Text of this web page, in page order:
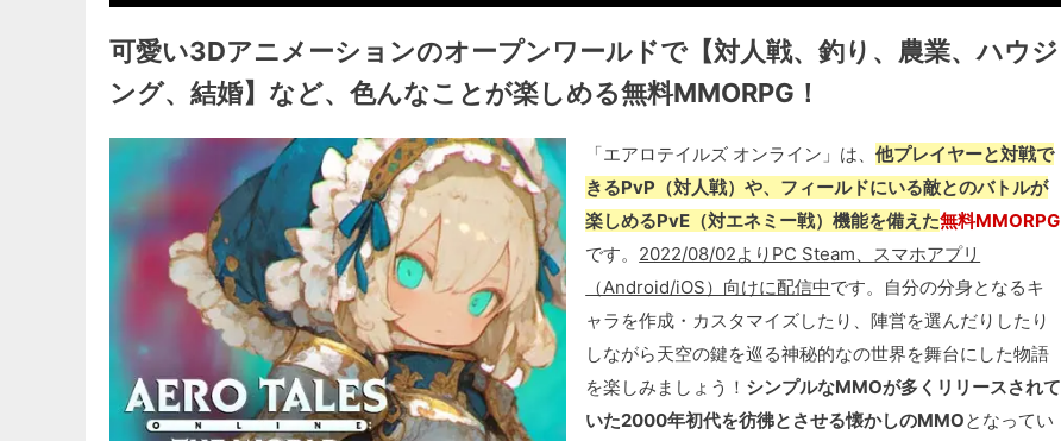
可愛い3Dアニメーションのオープンワールドで【対人戦、釣り、農業、ハウジ
ング、結婚】など、色んなことが楽しめる無料MMORPG！
「エアロテイルズ オンライン」は、他プレイヤーと対戦で
きるPvP（対人戦）や、フィールドにいる敵とのバトルが
楽しめるPvE（対エネミー戦）機能を備えた無料MMORPG
です。 2022/08/02よりPC Steam、スマホアプリ
（Android/iOS）向けに配信中です。自分の分身となるキ
ャラを作成・カスタマイズしたり、陣営を選んだりしたり
しながら天空の鍵を巡る神秘的なの世界を舞台にした物語
を楽しみましょう！ シンプルなMMOが多くリリースされて
いた2000年初代を彷彿とさせる懐かしのMMOとなってい